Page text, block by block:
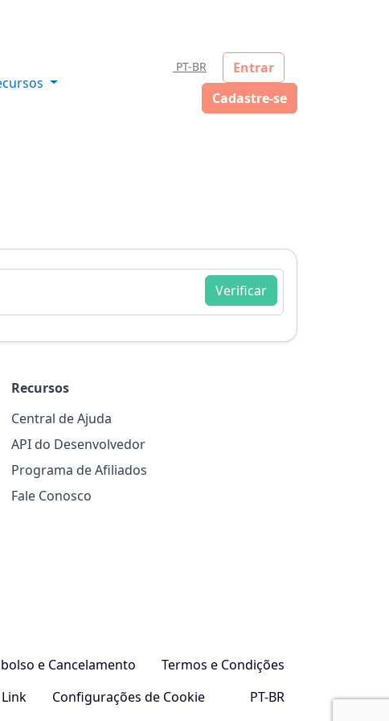
PT-BR
Entrar
Cadastre-se
Verificar
Recursos
Central de Ajuda
API do Desenvolvedor
Programa de Afiliados
Fale Conosco
e Cancelamento
Termos e Condições
Configurações de Cookie PT-BR